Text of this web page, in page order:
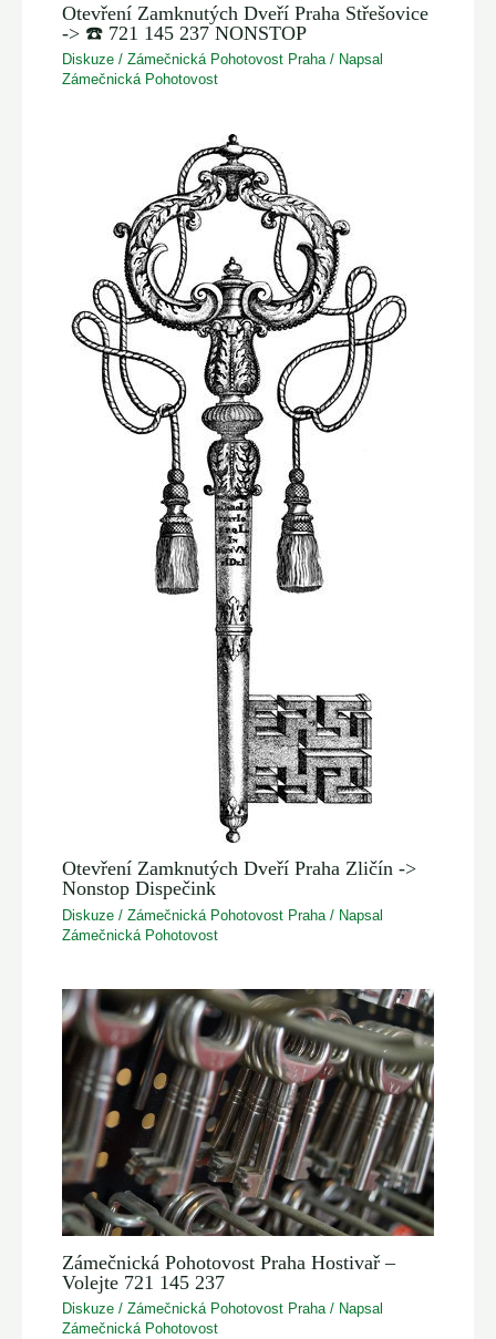
Otevření Zamknutých Dveří Praha Střešovice
-> ☎️ 721 145 237 NONSTOP
Diskuze /Zámečnická Pohotovost Praha/ Napsal
Zámečnická Pohotovost
Otevření Zamknutých Dveří Praha Zličín ->
Nonstop Dispečink
Diskuze /Zámečnická Pohotovost Praha / Napsal
Zámečnická Pohotovost
Zámečnická Pohotovost Praha Hostivař –
Volejte 721 145 237
Diskuze /Zámečnická Pohotovost Praha/ Napsal
Zámečnická Pohotovost